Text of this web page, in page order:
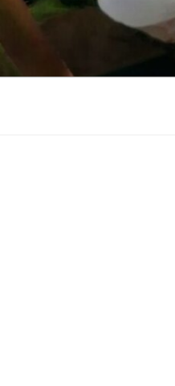
Aller
contenu